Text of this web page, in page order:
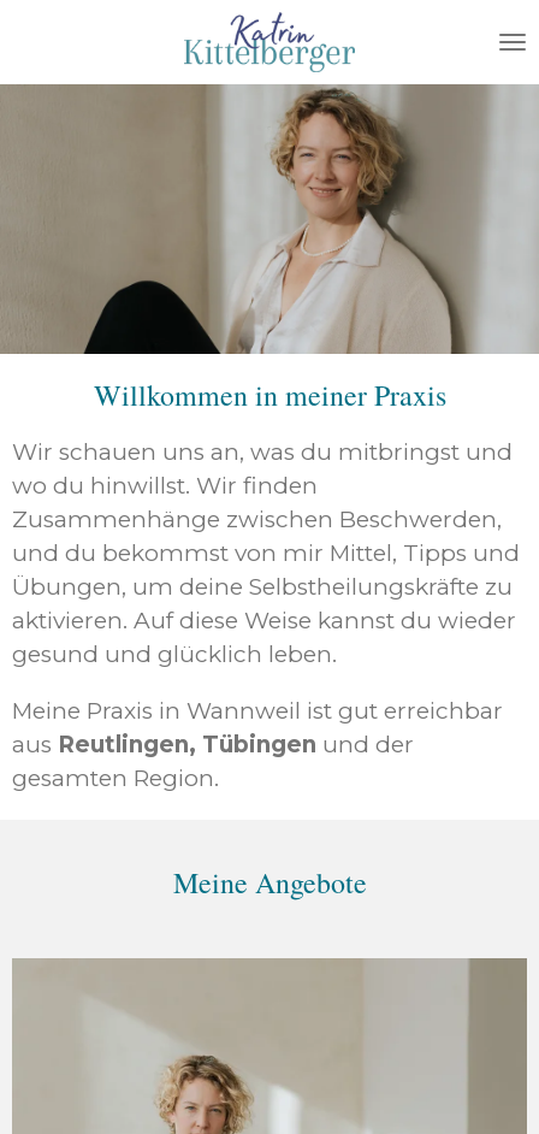
Willkommen in meiner Praxis
Wir schauen uns an, was du mitbringst und
wo du hinwillst. Wir finden
Zusammenhänge zwischen Beschwerden,
und du bekommst von mir Mittel, Tipps und
Übungen, um deine Selbstheilungskräfte zu
aktivieren. Auf diese Weise kannst du wieder
gesund und glücklich leben.
Meine Praxis in Wannweil ist gut erreichbar
aus Reutlingen, Tübingen und der
gesamten Region.
Meine Angebote